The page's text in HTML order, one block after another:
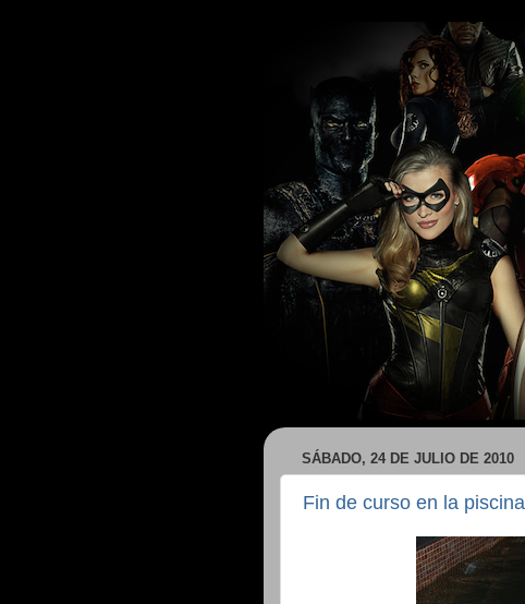
SÁBADO, 24 DE JULIO DE 2010
Fin de curso en la piscina